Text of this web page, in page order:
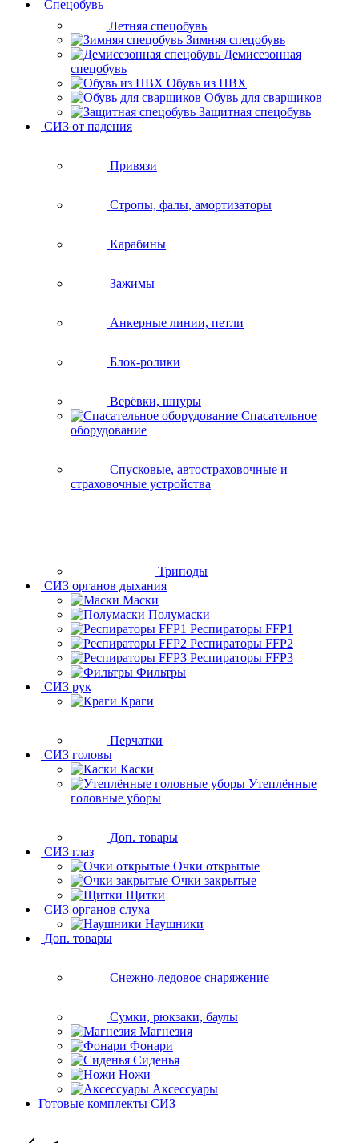
Спецобувь
Летняя спецобувь
Зимняя спецобувь
Демисезонная
спецобувь
Обувь из ПВХ
Обувь для сварщиков
Защитная спецобувь
СИЗ от падения
Привязи
Стропы, фалы, амортизаторы
Карабины
Зажимы
Анкерные линии, петли
Блок-ролики
Верёвки, шнуры
Спасательное
оборудование
Спусковые, автостраховочные и
страховочные устройства
Триподы
СИЗ органов дыхания
Маски
Полумаски
Респираторы FFP1
Респираторы FFP2
Респираторы FFP3
Фильтры
СИЗ рук
Краги
Перчатки
СИЗ головы
Каски
Утеплённые
головные уборы
Доп. товары
СИЗ глаз
Очки открытые
Очки закрытые
Щитки
СИЗ органов слуха
Наушники
Доп. товары
Снежно-ледовое снаряжение
Сумки, рюкзаки, баулы
Магнезия
Фонари
Сиденья
Ножи
Аксессуары
Готовые комплекты СИЗ